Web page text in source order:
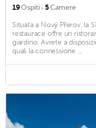
19Ospiti · 5Camere
Situata a Nový Přerov, la
restaurace offre un
giardino. Avrete a
quali la connessione ...